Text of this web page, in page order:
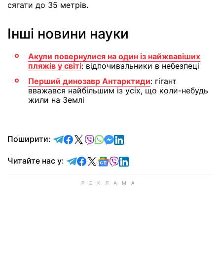
сягати до 35 метрів.
Інші новини науки
Акули повернулися на один із найжвавіших
пляжів у світі: відпочивальники в небезпеці
Перший динозавр Антарктиди: гігант
вважався найбільшим із усіх, що коли-небудь
жили на Землі
Поширити: відправити у Telegram
поділитись у Facebook
поділитись у X
відправити у Viber
відправити у Whatsapp
відправити у Messenger
відправити у LinkedIn
Читайте нас у: Читайте у Telegram
Читайте у Facebook
Читайте у X
Читайте у Google news
Читайте у Viber
Читайте у LinkedIn